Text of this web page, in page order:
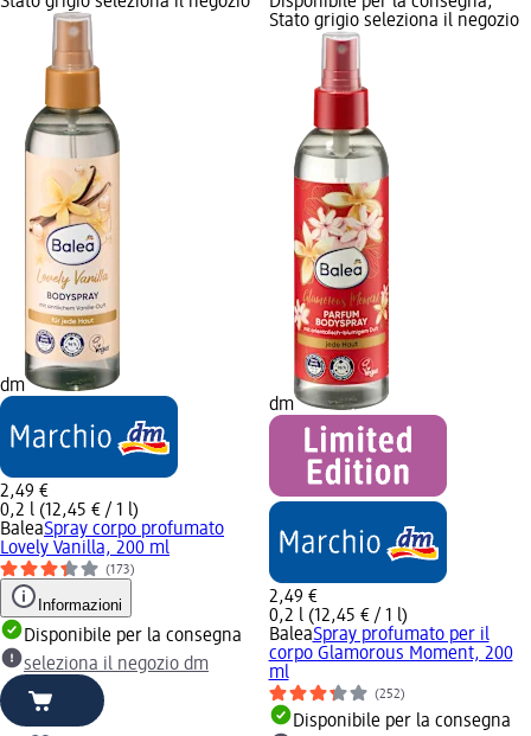
dm
2,49 €
0,2 l (12,45 € / 1 l)
BaleaSpray corpo profumato
Lovely Vanilla, 200 ml
(173)
Informazioni
Disponibile per la consegna
seleziona il negozio dm
Stato grigio seleziona il negozio
dm
2,49 €
0,2 l (12,45 € / 1 l)
BaleaSpray profumato per il
corpo Glamorous Moment, 200
ml
(252)
Disponibile per la consegna